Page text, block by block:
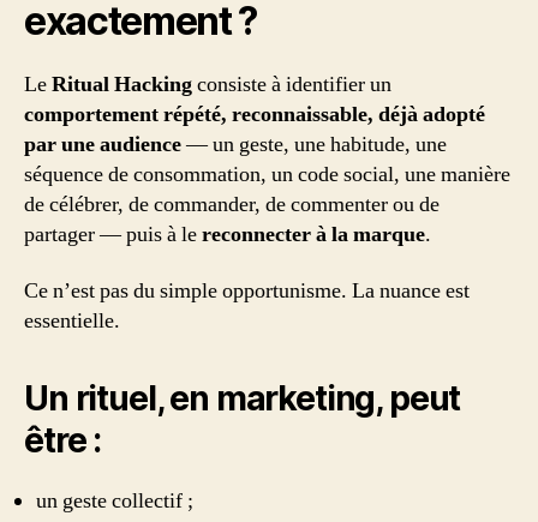
exactement ?
LeRitual Hackingconsiste à identifier un
comportement répété, reconnaissable, déjà adopté
par une audience— un geste, une habitude, une
séquence de consommation, un code social, une manière
de célébrer, de commander, de commenter ou de
partager — puis à lereconnecter à la marque.
Ce n’est pas du simple opportunisme. La nuance est
essentielle.
Un rituel, en marketing, peut
être :
un geste collectif ;